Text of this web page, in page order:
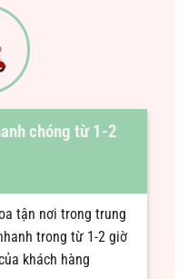
chóng từ 1-2
tận nơi trong trung
trong từ 1-2 giờ
khách hàng